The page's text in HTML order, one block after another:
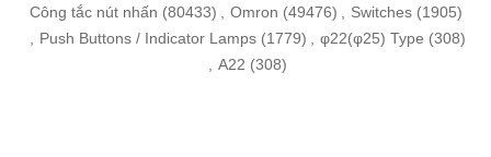
Công tắc nút nhấn (80433) Omron (49476) Switches (1905)
Push Buttons / Indicator Lamps (1779) φ22(φ25) Type (308)
A22 (308)